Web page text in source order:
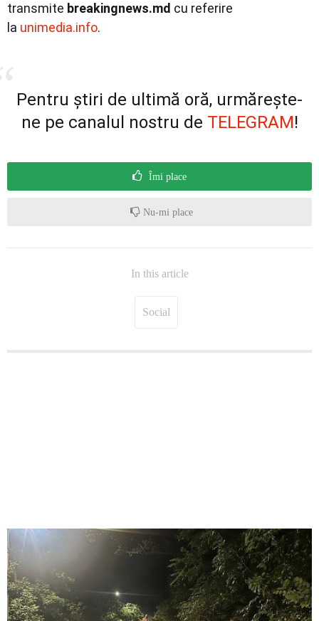
transmite breakingnews.md cu referire
la unimedia.info.
Pentru știri de ultimă oră, urmărește-
ne pe canalul nostru de TELEGRAM!
Îmi place
Nu-mi place
In this article
Social